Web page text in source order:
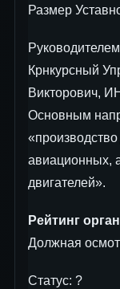
Размер
Крнкурсный
Викторович,
Основным
авиационных,
двигателей».
Рейтинг
Должная
Статус: ?